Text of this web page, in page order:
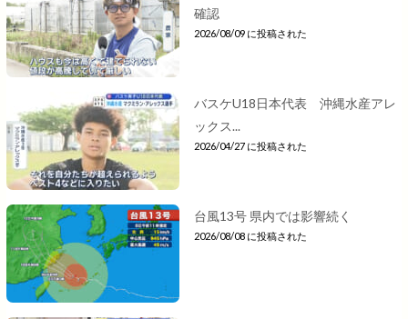
確認
2026/08/09 に投稿された
バスケU18日本代表 沖縄水産アレ
ックス...
2026/04/27 に投稿された
台風13号 県内では影響続く
2026/08/08 に投稿された